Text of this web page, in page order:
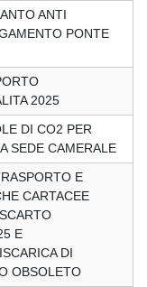
ANTI
PONTE
2025
DI CO2 PER
SEDE CAMERALE
E
CARTACEE
E
DI
OBSOLETO